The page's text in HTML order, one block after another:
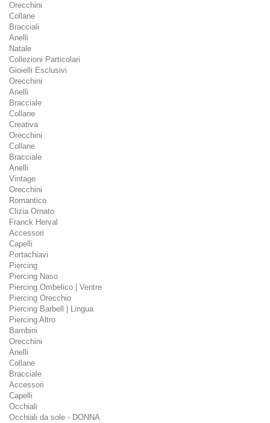
Orecchini
Collane
Bracciali
Anelli
Natale
Collezioni Particolari
Gioielli Esclusivi
Orecchini
Anelli
Bracciale
Collane
Creativa
Orecchini
Collane
Bracciale
Anelli
Vintage
Orecchini
Romantico
Clizia Ornato
Franck Herval
Accessori
Capelli
Portachiavi
Piercing
Piercing Naso
Piercing Ombelico | Ventre
Piercing Orecchio
Piercing Barbell | Lingua
Piercing Altro
Bambini
Orecchini
Anelli
Collane
Bracciale
Accessori
Capelli
Occhiali
Occhiali da sole - DONNA